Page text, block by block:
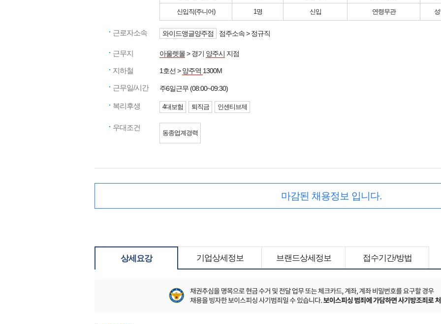
신입직(주니어) 1명 신입 연령무관
근로자소속 와이드앵글양주점 점주소속 > 정규직
근무지 아울렛몰> 경기 양주시 지점
지하철 1호선 >양주역 1300M
근무일/시간 주6일근무 (08:00~09:30)
복리후생 4대보험 퇴직금 인센티브제
우대조건
동종업계경력
마감된 채용정보 입니다.
상세요강 기업상세정보 브랜드상세정보 접수기간/방법